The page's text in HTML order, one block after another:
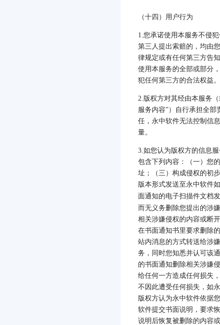
（十四）用户行为
1.您承诺使用本服务不侵
第三人提出索赔的，均由
律规定或有任何第三方告
使用本服务的全部或部分
犯任何第三方的合法权益。
2.版权方对其经由本服务
服务内容”）自行承担全
任，永中软件无法控制信
量。
3.如您认为版权方的信息
包含下列内容：（一）您
址；（三）构成侵权的初
版本形式发送至永中软件
面通知的电子扫描件文档
而无义务删除您提出的涉
相关涉嫌侵权的内容或断
在书面通知书里要求删除
站内消息的方式转送给涉
务，同时您知悉并认可该
的书面通知删除相关涉嫌
给任何一方造成任何损失
不因此遭受任何损失，如
版权方认为永中软件依据
软件提交书面说明，要求
说明后恢复被删除的内容